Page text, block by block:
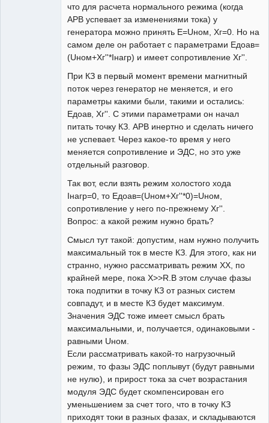
что для расчета нормального режима (когда
АРВ успевает за изменениями тока) у
генератора можно принять E=Uном, Xг=0. Но на
самом деле он работает с параметрами Eдоав=
(Uном+Xг''*Iнагр) и имеет сопротивление Xг''.
При КЗ в первый момент времени магнитный
поток через генератор не меняется, и его
параметры какими были, такими и остались:
Eдоав, Xг''. С этими параметрами он начал
питать точку КЗ. АРВ инертно и сделать ничего
не успевает. Через какое-то время у него
меняется сопротивление и ЭДС, но это уже
отдельный разговор.
Так вот, если взять режим холостого хода
Iнагр=0, то Eдоав=(Uном+Xг''*0)=Uном,
сопротивление у него по-прежнему Xг''.
Вопрос: а какой режим нужно брать?
Смысл тут такой: допустим, нам нужно получить
максимальный ток в месте КЗ. Для этого, как ни
странно, нужно рассматривать режим ХХ, по
крайней мере, пока Х>>R.В этом случае фазы
тока подпитки в точку КЗ от разных систем
совпадут, и в месте КЗ будет максимум.
Значения ЭДС тоже имеет смысл брать
максимальными, и, получается, одинаковыми -
равными Uном.
Если рассматривать какой-то нагрузочный
режим, то фазы ЭДС поплывут (будут равными
не нулю), и прирост тока за счет возрастания
модуля ЭДС будет скомпенсирован его
уменьшением за счет того, что в точку КЗ
приходят токи в разных фазах, и складываются